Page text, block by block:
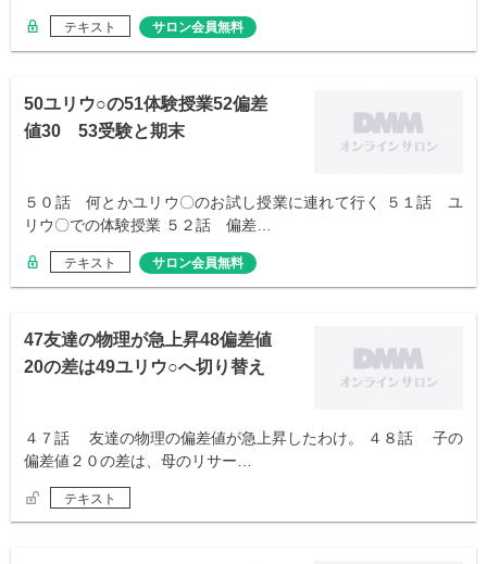
テキスト サロン会員無料
50ユリウ○の51体験授業52偏差
値30 53受験と期末
５０話 何とかユリウ〇のお試し授業に連れて行く ５１話 ユ
リウ〇での体験授業 ５２話 偏差…
テキスト サロン会員無料
47友達の物理が急上昇48偏差値
20の差は49ユリウ○へ切り替え
４７話 友達の物理の偏差値が急上昇したわけ。 ４８話 子の
偏差値２０の差は、母のリサー…
テキスト